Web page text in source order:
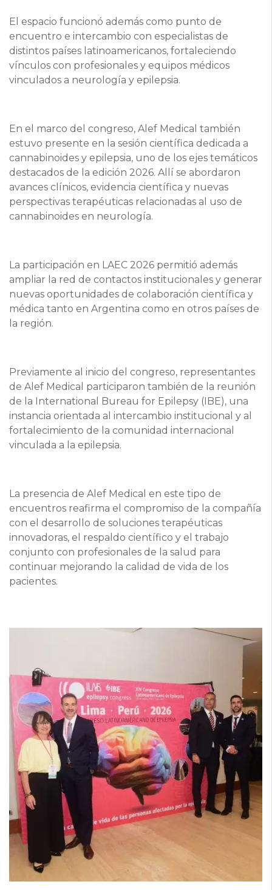
El espacio funcionó además como punto de
encuentro e intercambio con especialistas de
distintos países latinoamericanos, fortaleciendo
vínculos con profesionales y equipos médicos
vinculados a neurología y epilepsia.
En el marco del congreso, Alef Medical también
estuvo presente en la sesión científica dedicada a
cannabinoides y epilepsia, uno de los ejes temáticos
destacados de la edición 2026. Allí se abordaron
avances clínicos, evidencia científica y nuevas
perspectivas terapéuticas relacionadas al uso de
cannabinoides en neurología.
La participación en LAEC 2026 permitió además
ampliar la red de contactos institucionales y generar
nuevas oportunidades de colaboración científica y
médica tanto en Argentina como en otros países de
la región.
Previamente al inicio del congreso, representantes
de Alef Medical participaron también de la reunión
de la International Bureau for Epilepsy (IBE), una
instancia orientada al intercambio institucional y al
fortalecimiento de la comunidad internacional
vinculada a la epilepsia.
La presencia de Alef Medical en este tipo de
encuentros reafirma el compromiso de la compañía
con el desarrollo de soluciones terapéuticas
innovadoras, el respaldo científico y el trabajo
conjunto con profesionales de la salud para
continuar mejorando la calidad de vida de los
pacientes.